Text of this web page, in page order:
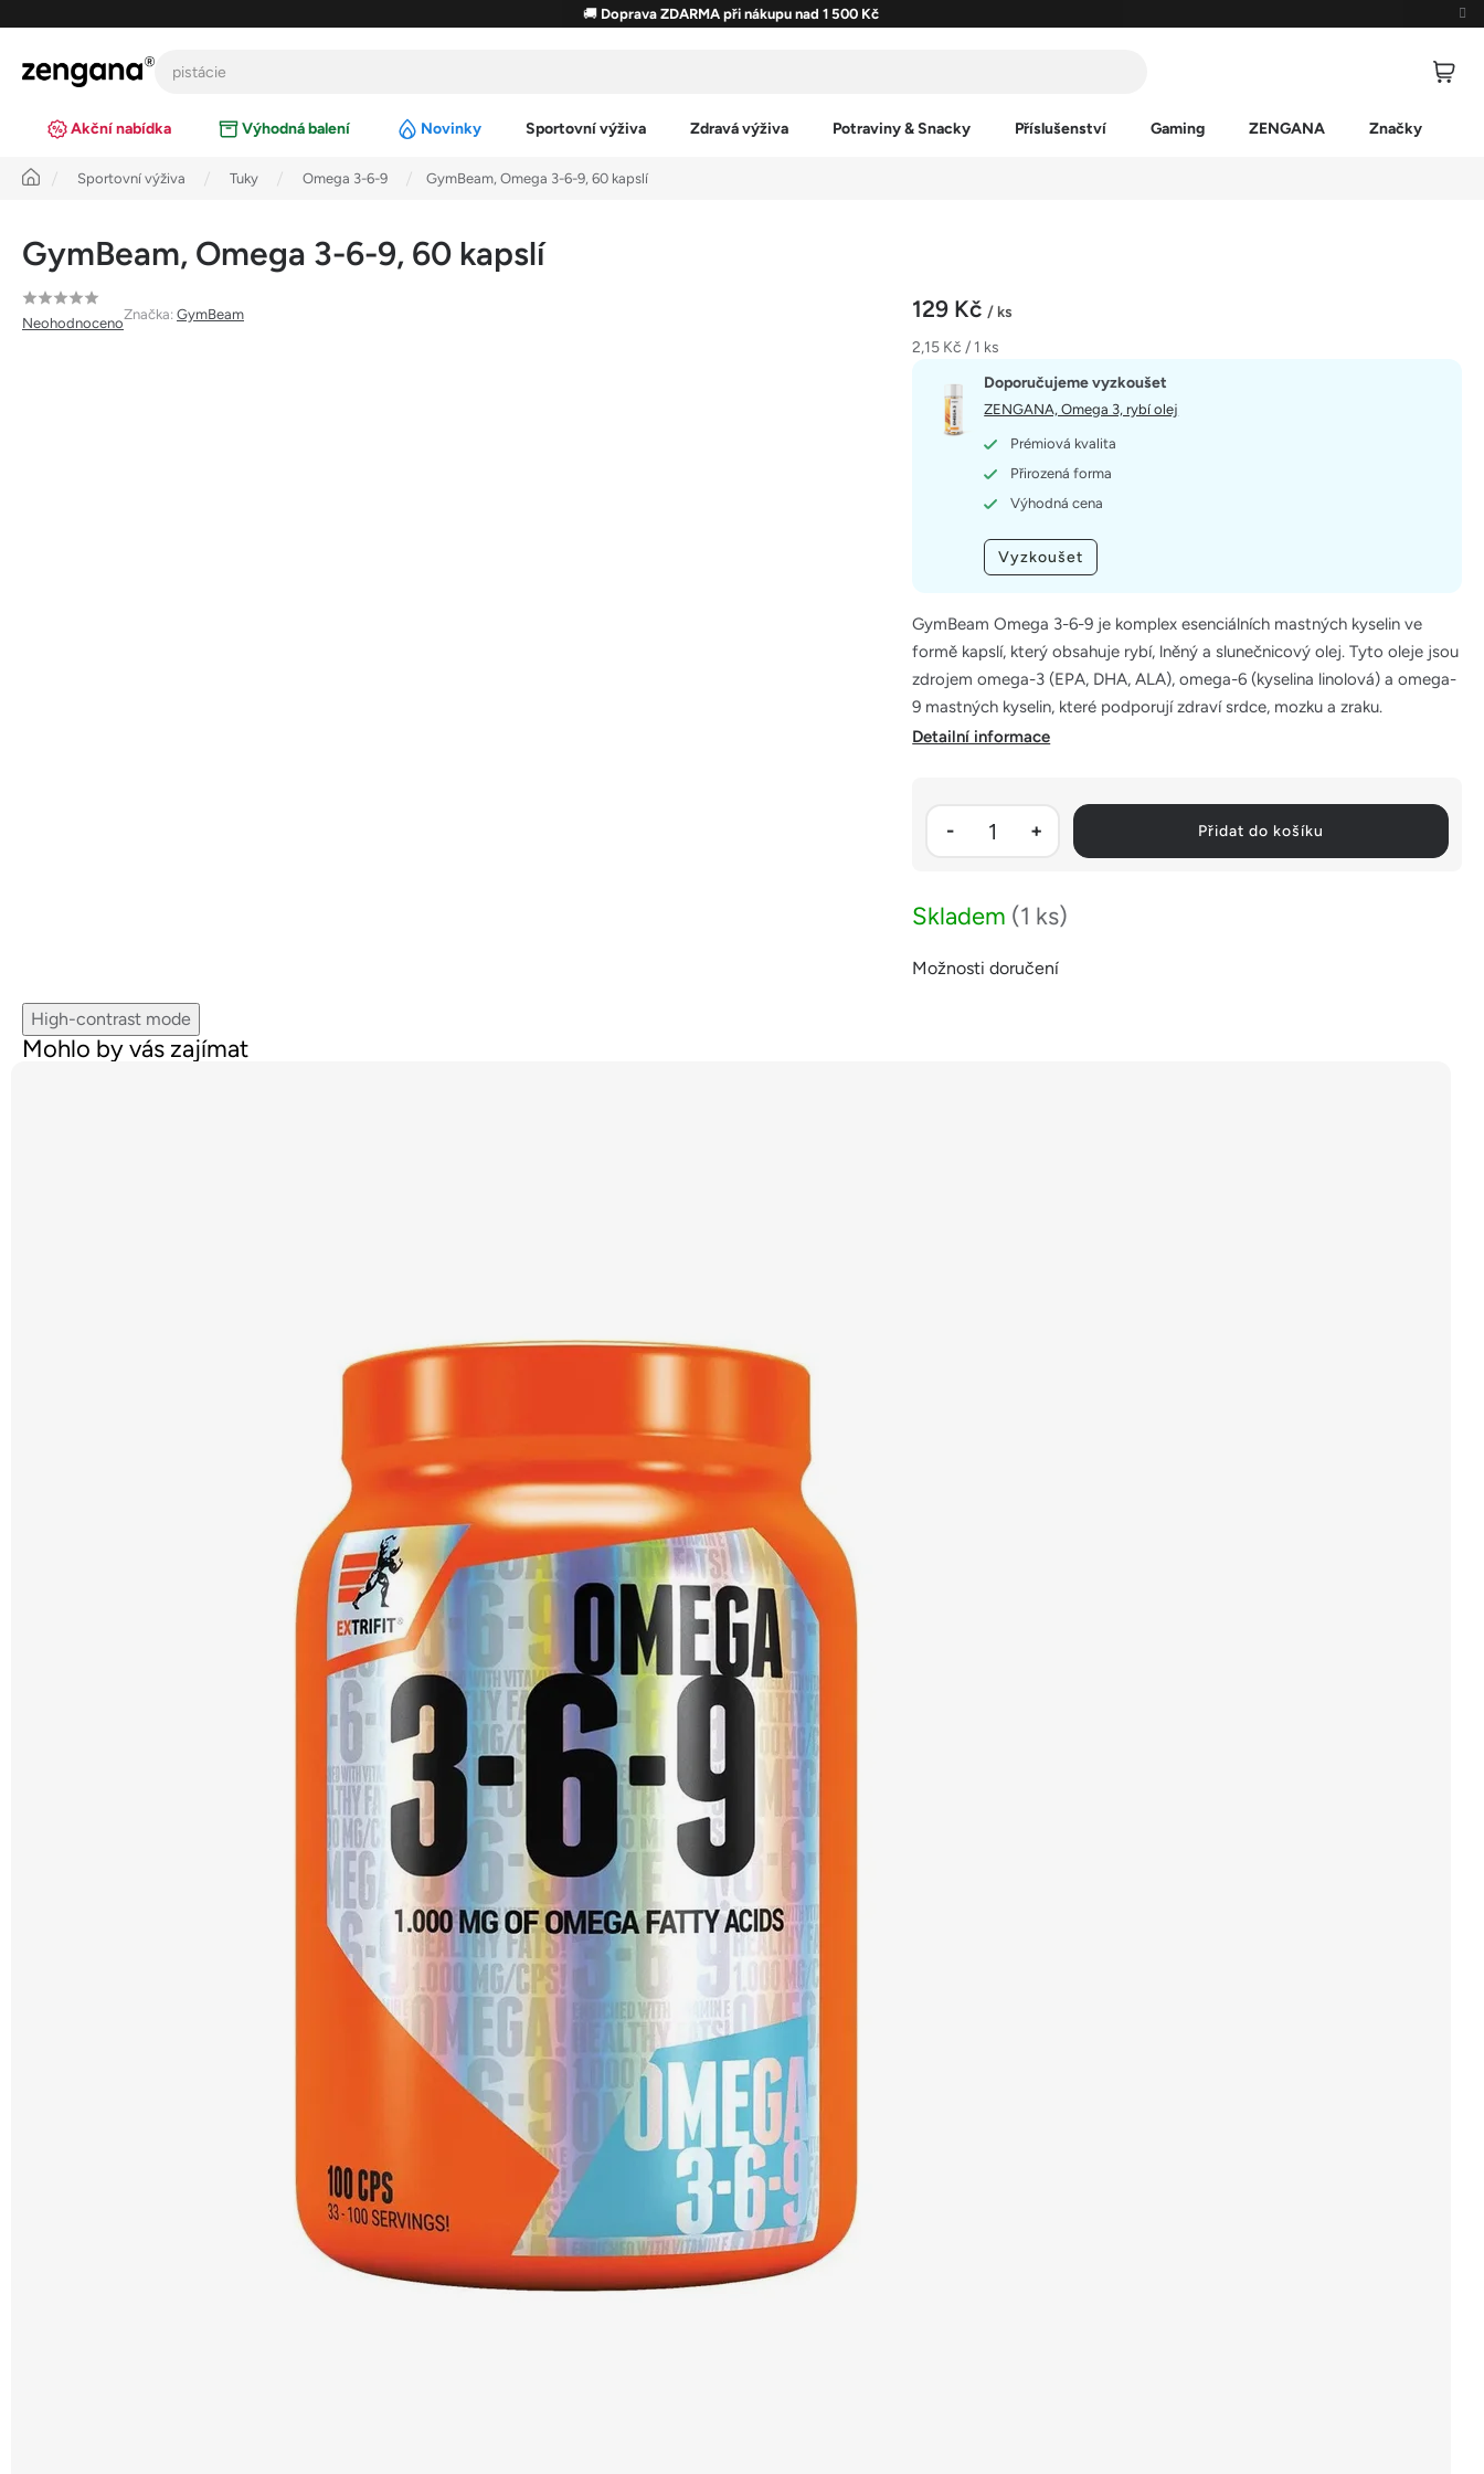
obsah
🚚 Doprava ZDARMA při nákupu nad 1 500 Kč
Akční nabídka Výhodná balení Novinky Sportovní výživa Zdravá výživa Potraviny & Snacky Příslušenství Gaming ZENGANA Značky
Úvod Sportovní výživa Tuky Omega 3-6-9 GymBeam, Omega 3-6-9, 60 kapslí
GymBeam, Omega 3-6-9, 60 kapslí
Průměrné
hodnocení
Neohodnoceno
Značka: GymBeam 129 Kč/ ks
Měrná
2,15 Kč / 1 ks
Skladem (1 ks)
Možnosti doručení
Přidat do košíku
GymBeam Omega 3-6-9 je komplex esenciálních mastných kyselin ve
formě kapslí, který obsahuje rybí, lněný a slunečnicový olej. Tyto oleje jsou
zdrojem omega-3 (EPA, DHA, ALA), omega-6 (kyselina linolová) a omega-
9 mastných kyselin, které podporují zdraví srdce, mozku a zraku.
Doporučujeme vyzkoušet
ZENGANA, Omega 3, rybí olej
Prémiová kvalita
Přirozená forma
Výhodná cena
Vyzkoušet
Detailní informace
High-contrast mode
Mohlo by vás zajímat